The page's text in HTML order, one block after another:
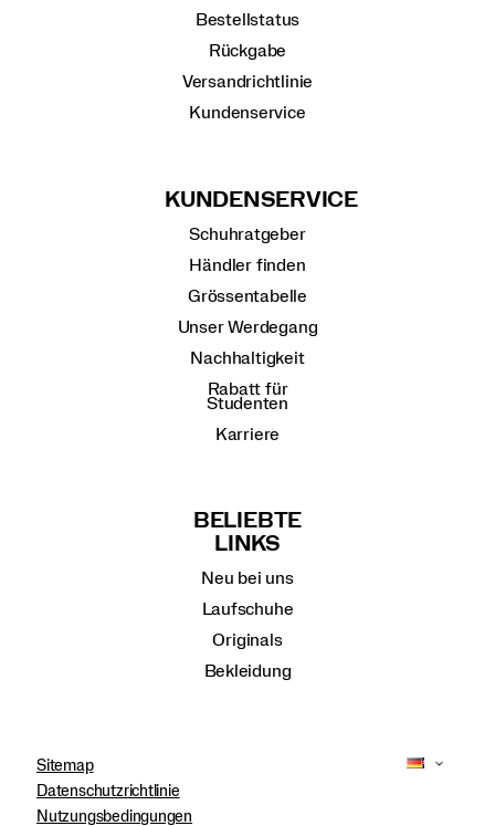
Bestellstatus
Rückgabe
Versandrichtlinie
Kundenservice
KUNDENSERVICE
Schuhratgeber
Händler finden
Grössentabelle
Unser Werdegang
Nachhaltigkeit
Rabatt für
Studenten
Karriere
BELIEBTE
LINKS
Neu bei uns
Laufschuhe
Originals
Bekleidung
Sitemap
Datenschutzrichtlinie
Nutzungsbedingungen